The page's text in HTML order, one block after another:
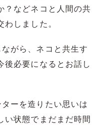
？などネコと人間の共
しました。
がら、ネコと共生す
後必要になるとお話し
ーを造りたい思いは
い状態でまだまだ時間